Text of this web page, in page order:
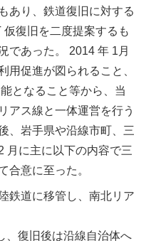
あり、鉄道復旧に対する
復旧を二度提案するも
であった。 2014 年 1月
用促進が図られること、
となること等から、当
アス線と一体運営を行う
、岩手県や沿線市町、三
月に主に以下の内容で三
合意に至った。
鉄道に移管し、南北リア
、復旧後は沿線自治体へ